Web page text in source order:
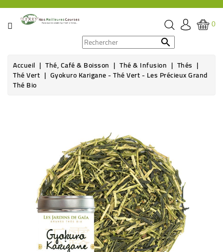
CATÉGORIE
ÉPICERIE
0

Accueil Thé, Café & Boisson Thé & Infusion Thés
Thé Vert Gyokuro Karigane - Thé Vert - Les Précieux Grand
Thé Bio